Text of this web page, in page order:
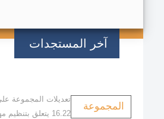
آخر المستجدات
المجموعة
تعديلات المجموعة
16.22 يتعلق بتنظيم مهنة العدول